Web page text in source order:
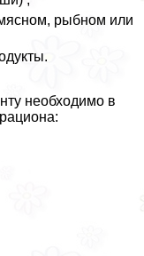
рыбном или
необходимо в